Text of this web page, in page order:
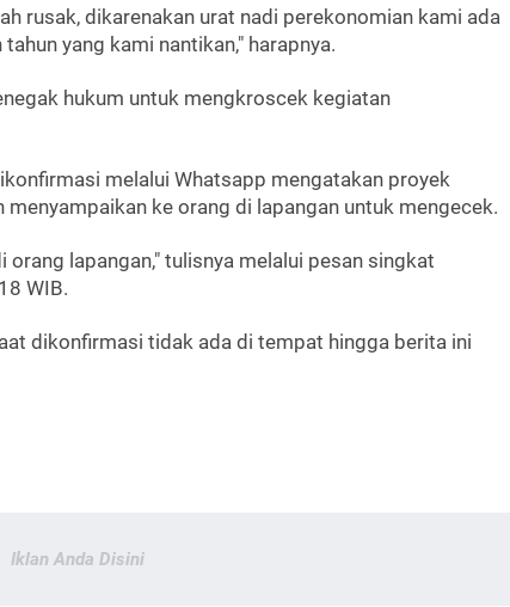
rusak, dikarenakan urat nadi perekonomian kami ada
yang kami nantikan," harapnya.
hukum untuk mengkroscek kegiatan
melalui Whatsapp mengatakan proyek
ke orang di lapangan untuk mengecek.
orang lapangan," tulisnya melalui pesan singkat
WIB.
dikonfirmasi tidak ada di tempat hingga berita ini
Iklan Anda Disini